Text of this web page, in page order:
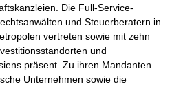
Die Full-Service-
und Steuerberatern in
vertreten sowie mit zehn
und
präsent. Zu ihren Mandanten
Unternehmen sowie die